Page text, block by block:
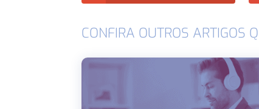
CONFIRA OUTROS ARTIGOS